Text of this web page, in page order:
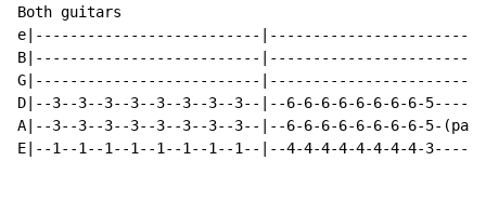
Both guitars
e|--------------------------
B|--------------------------
G|--------------------------
D|--3--3--3--3--3--3--3--3--|--6-6-6-6-6-6-6-6-
A|--3--3--3--3--3--3--3--3--|--6-6-6-6-6-6-6-6-5-
E|--1--1--1--1--1--1--1--1--|--4-4-4-4-4-4-4-4-